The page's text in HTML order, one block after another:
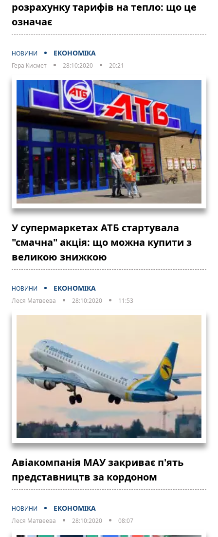
розрахунку тарифів на тепло: що це
означає
НОВИНИ ЕКОНОМІКА
Гера Кисмет 28:10:2020 20:21
У супермаркетах АТБ стартувала
"смачна" акція: що можна купити з
великою знижкою
НОВИНИ ЕКОНОМІКА
Леся Матвеева 28:10:2020 11:53
Авіакомпанія МАУ закриває п'ять
представництв за кордоном
НОВИНИ ЕКОНОМІКА
Леся Матвеева 28:10:2020 08:07